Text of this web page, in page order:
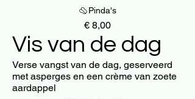
€ 8,00
Pinda's
Vis van de dag
Verse vangst van de dag, geserveerd
met asperges en een crème van zoete
aardappel